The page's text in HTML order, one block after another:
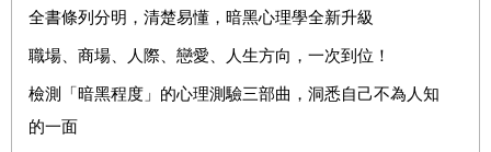
全書條列分明，清楚易懂，暗黑心理學全新升級
職場、商場、人際、戀愛、人生方向，一次到位！
檢測「暗黑程度」的心理測驗三部曲，洞悉自己不為人知
的一面